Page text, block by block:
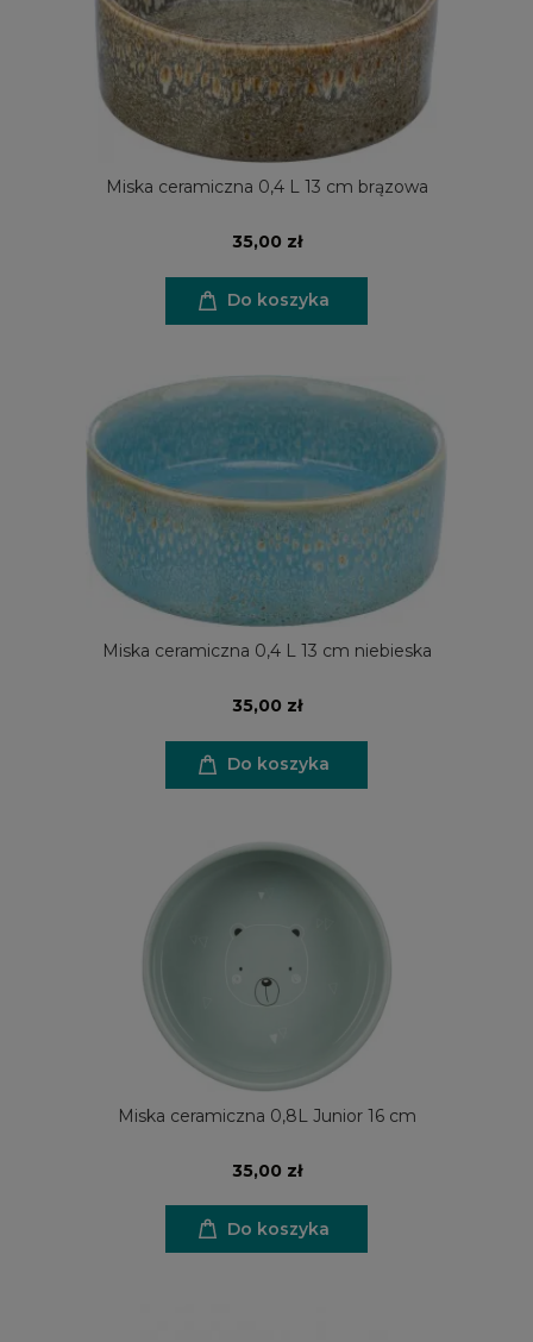
Miska ceramiczna 0,4 L 13 cm brązowa
35,00 zł
Do koszyka
Miska ceramiczna 0,4 L 13 cm niebieska
35,00 zł
Do koszyka
Miska ceramiczna 0,8L Junior 16 cm
35,00 zł
Do koszyka